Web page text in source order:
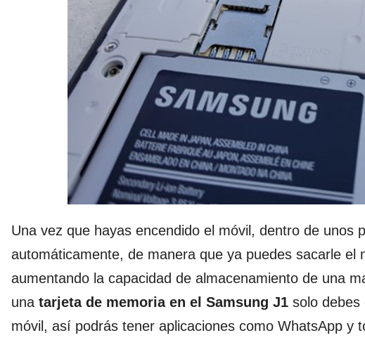
Una vez que hayas encendido el móvil, dentro de unos
automáticamente, de manera que ya puedes sacarle el
aumentando la capacidad de almacenamiento de una
una tarjeta de memoria en el Samsung J1 solo debes
móvil, así podrás tener aplicaciones como WhatsApp y